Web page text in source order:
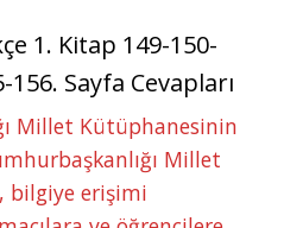
1. Kitap 149-150-
Sayfa Cevapları
Millet Kütüphanesinin
Millet
bilgiye erişimi